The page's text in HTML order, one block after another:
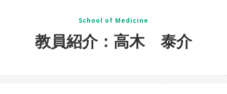
School of Medicine
教員紹介：高木 泰介